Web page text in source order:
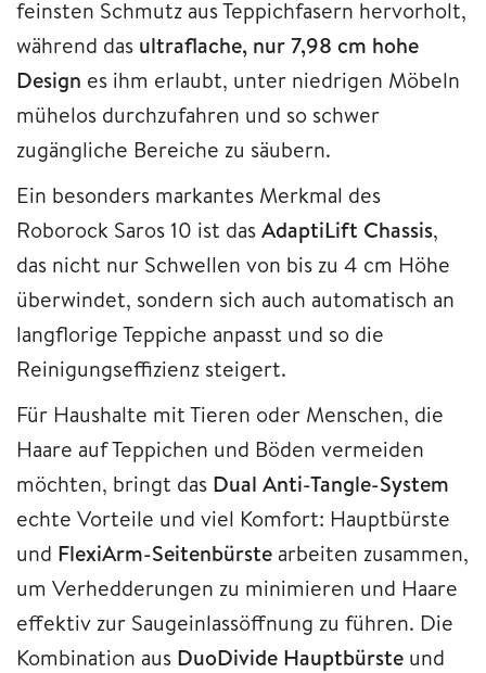
feinsten Schmutz aus Teppichfasern hervorholt,
während das ultraflache, nur 7,98 cm hohe
Design es ihm erlaubt, unter niedrigen Möbeln
mühelos durchzufahren und so schwer
zugängliche Bereiche zu säubern.
Ein besonders markantes Merkmal des
Roborock Saros 10 ist dasAdaptiLift Chassis,
das nicht nur Schwellen von bis zu 4 cm Höhe
überwindet, sondern sich auch automatisch an
langflorige Teppiche anpasst und so die
Reinigungseffizienz steigert.
Für Haushalte mit Tieren oder Menschen, die
Haare auf Teppichen und Böden vermeiden
möchten, bringt das Dual Anti-Tangle-System
echte Vorteile und viel Komfort: Hauptbürste
und FlexiArm-Seitenbürste arbeiten zusammen,
um Verhedderungen zu minimieren und Haare
effektiv zur Saugeinlassöffnung zu führen. Die
Kombination aus DuoDivide Hauptbürste und